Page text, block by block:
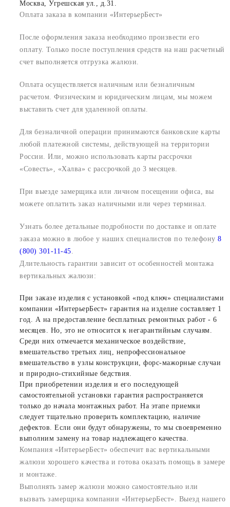
Москва, Угрешская ул., д.31.
Оплата заказа в компании «ИнтерьерБест»
После оформления заказа необходимо произвести его
оплату. Только после поступления средств на наш расчетный
счет выполняется отгрузка жалюзи.
Оплата осуществляется наличным или безналичным
расчетом. Физическим и юридическим лицам, мы можем
выставить счет для удаленной оплаты.
Для безналичной операции принимаются банковские карты
любой платежной системы, действующей на территории
России. Или, можно использовать карты рассрочки
«Совесть», «Халва» с рассрочкой до 3 месяцев.
При выезде замерщика или личном посещении офиса, вы
можете оплатить заказ наличными или через терминал.
Узнать более детальные подробности по доставке и оплате
заказа можно в любое у наших специалистов по телефону 8
(800) 301-11-45
Длительность гарантии зависит от особенностей монтажа
вертикальных жалюзи:
При заказе изделия с установкой «под ключ» специалистами
компании «ИнтерьерБест» гарантия на изделие составляет 1
год. А на предоставление бесплатных ремонтных работ - 6
месяцев. Но, это не относится к негарантийным случаям.
Среди них отмечается механическое воздействие,
вмешательство третьих лиц, непрофессиональное
вмешательство в узлы конструкции, форс-мажорные случаи
и природно-стихийные бедствия.
При приобретении изделия и его последующей
самостоятельной установки гарантия распространяется
только до начала монтажных работ. На этапе приемки
следует тщательно проверить комплектацию, наличие
дефектов. Если они будут обнаружены, то мы своевременно
выполним замену на товар надлежащего качества.
Компания «ИнтерьерБест» обеспечит вас вертикальными
жалюзи хорошего качества и готова оказать помощь в замере
и монтаже.
Выполнять замер жалюзи можно самостоятельно или
вызвать замерщика компании «ИнтерьерБест». Выезд нашего